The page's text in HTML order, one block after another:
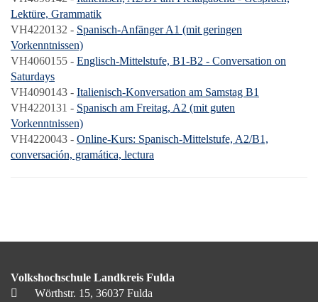
Lektüre, Grammatik
VH4220132 - Spanisch-Anfänger A1 (mit geringen
Vorkenntnissen)
VH4060155 - Englisch-Mittelstufe, B1-B2 - Conversation on
Saturdays
VH4090143 - Italienisch-Konversation am Samstag B1
VH4220131 - Spanisch am Freitag, A2 (mit guten
Vorkenntnissen)
VH4220043 - Online-Kurs: Spanisch-Mittelstufe, A2/B1,
conversación, gramática, lectura
Volkshochschule Landkreis Fulda
Wörthstr. 15, 36037 Fulda